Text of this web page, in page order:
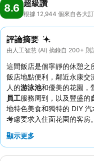
8.6 超級讚
根據 12,944 個來自各大
評論摘要
由人工智慧 (AI) 摘錄自 200+
這間飯店是個寧靜的休憩之
飯店地點便利，鄰近永康交
人的游泳池和優美的花園，
員工服務周到，以及豐盛的
地特色美食和獨特的 DIY
考慮要求入住面花園的客房。
顯示更多